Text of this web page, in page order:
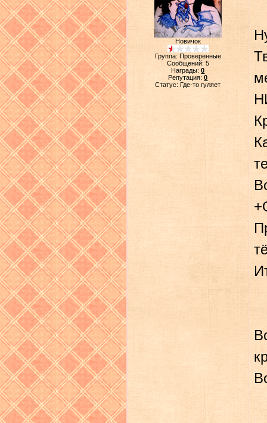
Новичок
Группа: Проверенные
Сообщений: 5
Награды:0
Репутация:0
Статус:Где-то гуляет